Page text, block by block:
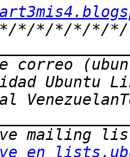
en